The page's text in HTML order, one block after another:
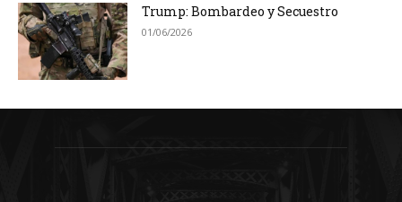
Trump: Bombardeo y Secuestro
01/06/2026